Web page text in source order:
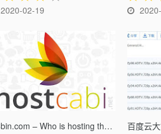
2020-02-19
W3bin.com – Who is hosting that website? 百度云